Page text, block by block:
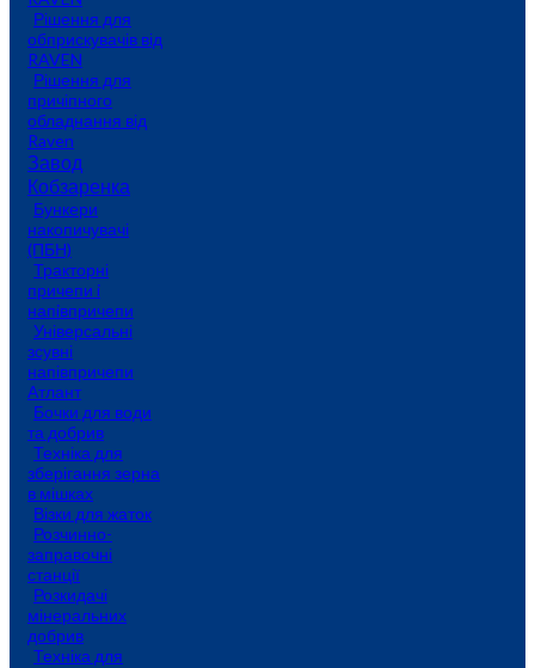
Рішення для
обприскувачів від
RAVEN
Рішення для
причіпного
обладнання від
Raven
Завод
Кобзаренка
Бункери
накопичувачі
(ПБН)
Тракторні
причепи i
напiвпричепи
Універсальні
зсувні
напівпричепи
Атлант
Бочки для води
та добрив
Техніка для
зберігання зерна
в мішках
Візки для жаток
Розчинно-
заправочні
станції
Розкидачі
мінеральних
добрив
Техніка для